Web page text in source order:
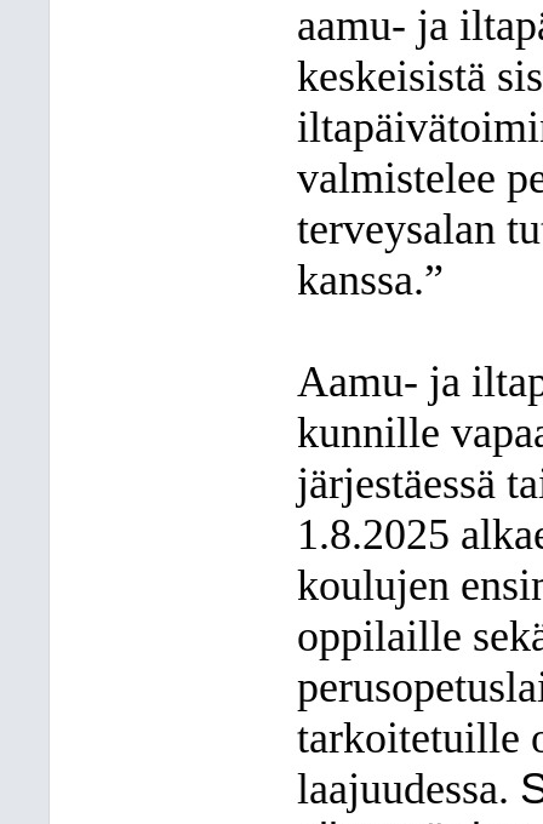
aamu- ja
keskeisistä
valmistelee
terveysalan
kanssa.”
Aamu- ja
kunnille
järjestäessä
1.8.2025
koulujen
oppilaille
tarkoitetuille
laajuudessa.